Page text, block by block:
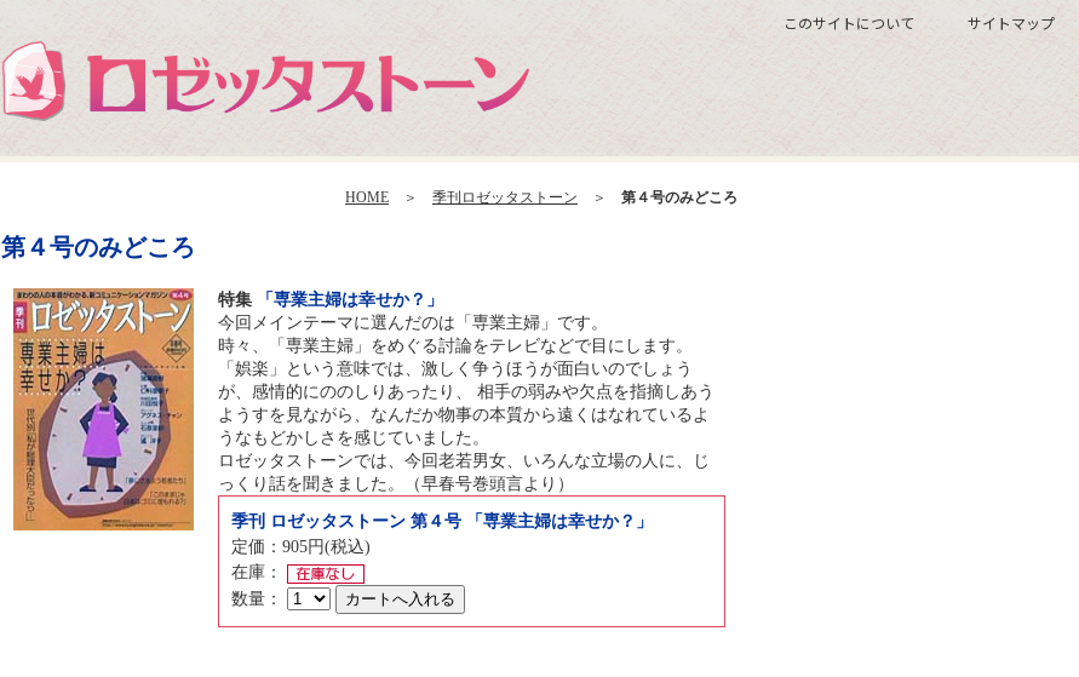
このサイトについて サイトマップ
HOME ＞ 季刊ロゼッタストーン ＞ 第４号のみどころ
第４号のみどころ
特集
「専業主婦は幸せか？」
今回メインテーマに選んだのは「専業主婦」です。
時々、「専業主婦」をめぐる討論をテレビなどで目にします。
「娯楽」という意味では、激しく争うほうが面白いのでしょう
が、感情的にののしりあったり、 相手の弱みや欠点を指摘しあう
ようすを見ながら、なんだか物事の本質から遠くはなれているよ
うなもどかしさを感じていました。
ロゼッタストーンでは、今回老若男女、いろんな立場の人に、じ
っくり話を聞きました。（早春号巻頭言より）
季刊 ロゼッタストーン 第４号 「専業主婦は幸せか？」
定価：905円(税込)
在庫：
数量：